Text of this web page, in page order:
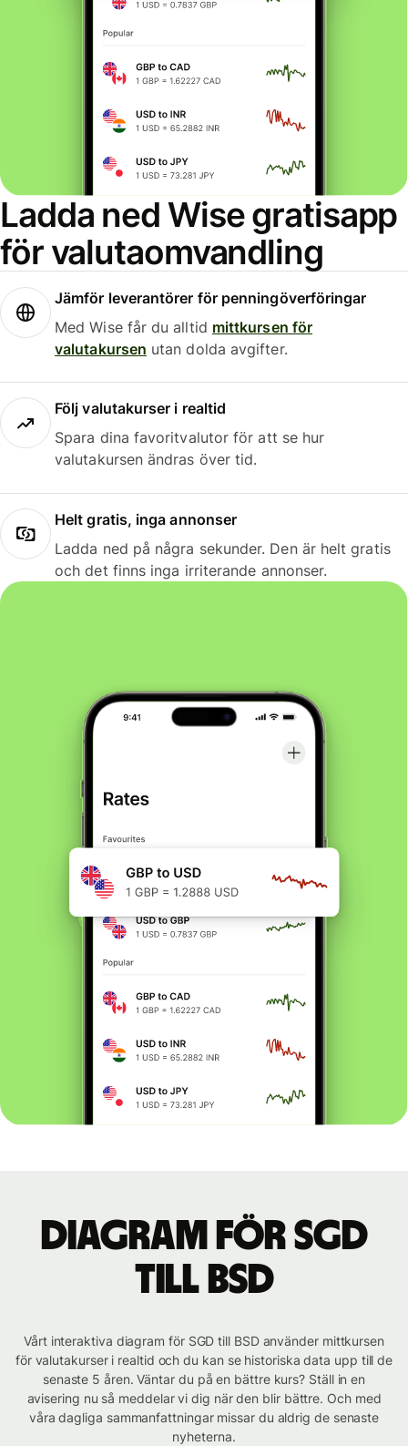
Ladda ned Wise gratisapp
för valutaomvandling
Jämför leverantörer för penningöverföringar
Med Wise får du alltid mittkursen för
valutakursen utan dolda avgifter.
Följ valutakurser i realtid
Spara dina favoritvalutor för att se hur
valutakursen ändras över tid.
Helt gratis, inga annonser
Ladda ned på några sekunder. Den är helt gratis
och det finns inga irriterande annonser.
Diagram för SGD
till BSD
Vårt interaktiva diagram för SGD till BSD använder mittkursen
för valutakurser i realtid och du kan se historiska data upp till de
senaste 5 åren. Väntar du på en bättre kurs? Ställ in en
avisering nu så meddelar vi dig när den blir bättre. Och med
våra dagliga sammanfattningar missar du aldrig de senaste
nyheterna.